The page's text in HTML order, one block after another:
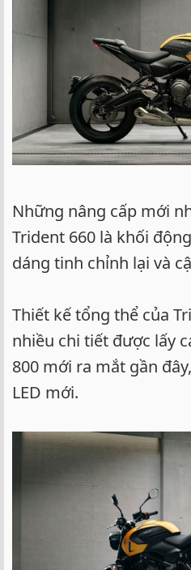
Những nâng cấp mới
Trident 660 là khối
dáng tinh chỉnh lại và
Thiết kế tổng thể của
nhiều chi tiết được lấy
800 mới ra mắt gần
LED mới.